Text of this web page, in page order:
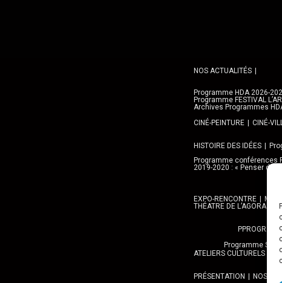
NOS ACTUALITÉS
Programme HDA 2026-
Programme FESTIVAL
Archives Programmes
CINÉ-PEINTURE
CINÉ-
HISTOIRE DES IDÉES
Programme conférences
2019-2020 : « Penser
EXPO-RENCONTRE
THÉATRE DE L’AGORA
Programme
ATELIERS CULTURELS
PRÉSENTATION
NOS